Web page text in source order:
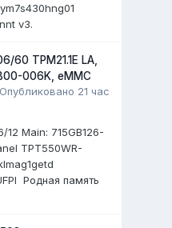
Plus S-4300,
F94, NT72690,
B041,
v3.
60 TPM21.1E LA,
006K, eMMC
Опубликовано 21 час
12 Мain: 715GB126-
TPT550WR-
Родная память